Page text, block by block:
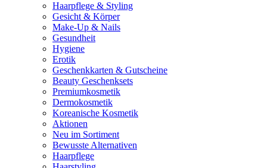
Haarpflege & Styling
Gesicht & Körper
Make-Up & Nails
Gesundheit
Hygiene
Erotik
Geschenkkarten & Gutscheine
Beauty Geschenksets
Premiumkosmetik
Dermokosmetik
Koreanische Kosmetik
Aktionen
Neu im Sortiment
Bewusste Alternativen
Haarpflege